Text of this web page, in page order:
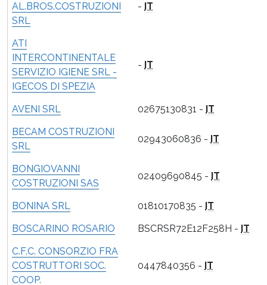
AL.BROS.COSTRUZIONI
SRL
- IT
ATI
INTERCONTINENTALE
SERVIZIO IGIENE SRL -
IGECOS DI SPEZIA
- IT
AVENI SRL 02675130831 - IT
BECAM COSTRUZIONI
SRL
02943060836 - IT
BONGIOVANNI
COSTRUZIONI SAS
02409690845 - IT
BONINA SRL 01810170835 - IT
BOSCARINO ROSARIO
BSCRSR72E12F258H - IT
C.F.C. CONSORZIO FRA
COSTRUTTORI SOC.
COOP.
0447840356 - IT